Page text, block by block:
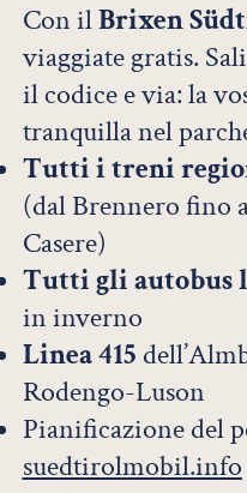
Con ilBrixen
viaggiate gratis.
il codice e via: la
tranquilla nel
Tutti i treni
(dal Brennero fino
Casere)
Tutti gli autobus
in inverno
Linea 415
Rodengo-Luson
Pianificazione del
suedtirolmobil.info